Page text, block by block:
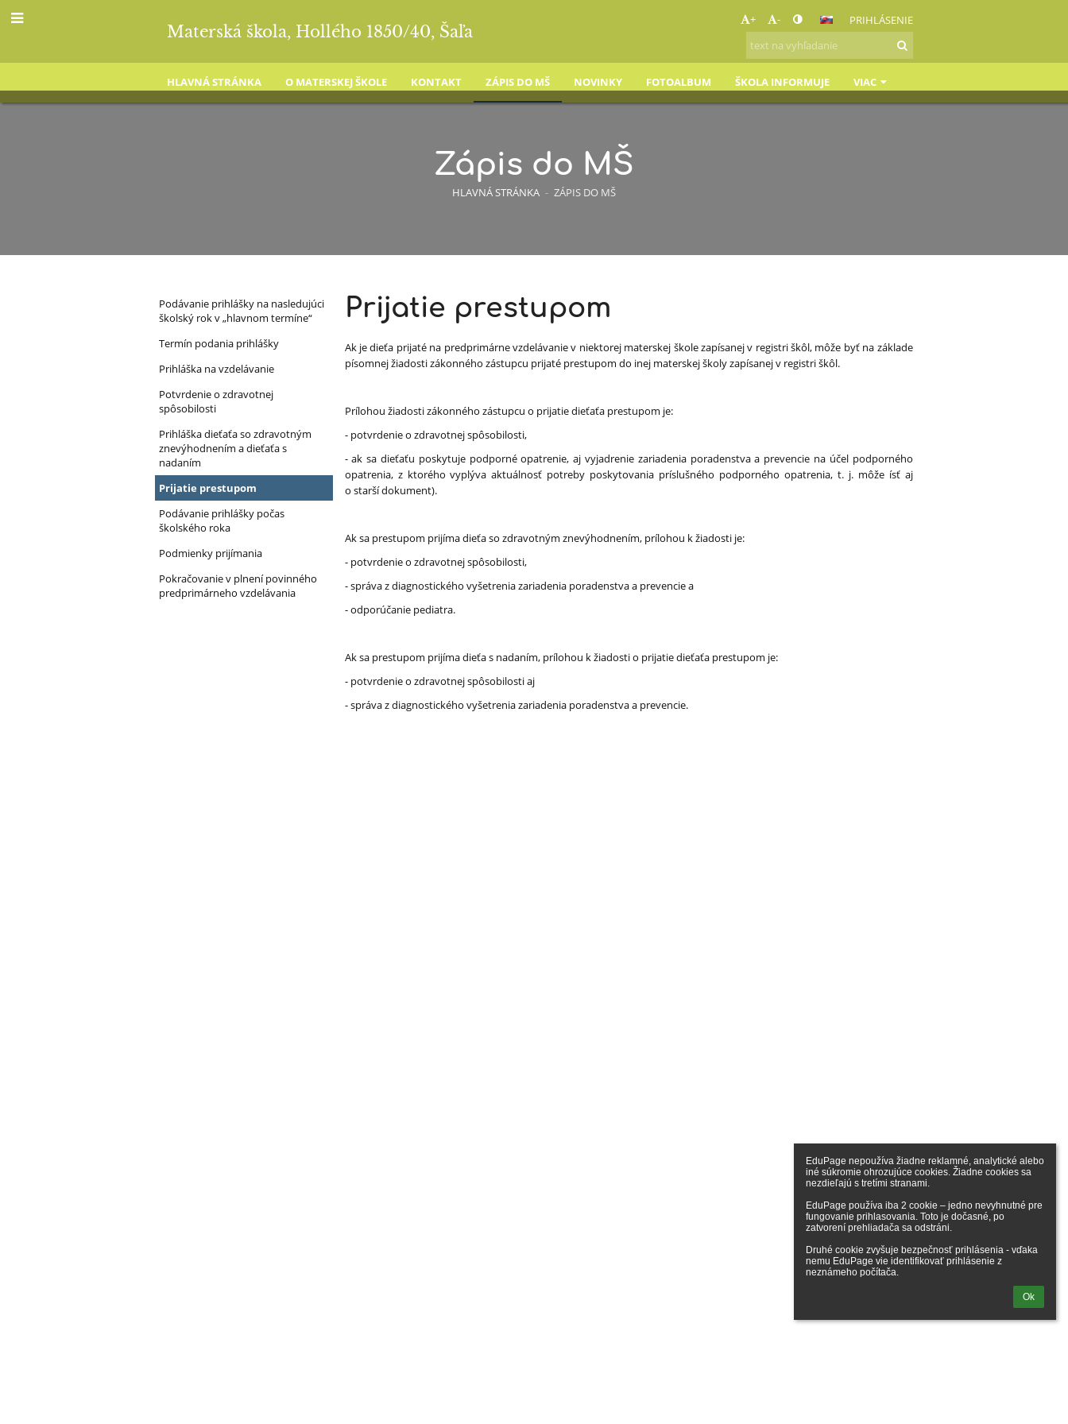
EduPage nepoužíva žiadne reklamné, analytické alebo
iné súkromie ohrozujúce cookies. Žiadne cookies sa
nezdieľajú s tretími stranami.
EduPage používa iba 2 cookie – jedno nevyhnutné pre
fungovanie prihlasovania. Toto je dočasné, po
zatvorení prehliadača sa odstráni.
Druhé cookie zvyšuje bezpečnosť prihlásenia - vďaka
nemu EduPage vie identifikovať prihlásenie z
neznámeho počítača.
Ok
Materská škola, Hollého 1850/40, Šaľa
+ - PRIHLÁSENIE
HLAVNÁ STRÁNKA O MATERSKEJ ŠKOLE KONTAKT ZÁPIS DO MŠ NOVINKY FOTOALBUM ŠKOLA INFORMUJE VIAC
Zápis do MŠ
HLAVNÁ STRÁNKA - ZÁPIS DO MŠ
Zápis
do
MŠ
Podávanie prihlášky na nasledujúci
školský rok v „hlavnom termíne“
Termín podania prihlášky
Prihláška na vzdelávanie
Potvrdenie o zdravotnej
spôsobilosti
Prihláška dieťaťa so zdravotným
znevýhodnením a dieťaťa s
nadaním
Prijatie prestupom
Podávanie prihlášky počas
školského roka
Podmienky prijímania
Pokračovanie v plnení povinného
predprimárneho vzdelávania
Prijatie prestupom
Ak je dieťa prijaté na predprimárne vzdelávanie v niektorej materskej škole zapísanej v registri škôl, môže byť na základe
písomnej žiadosti zákonného zástupcu prijaté prestupom do inej materskej školy zapísanej v registri škôl.
Prílohou žiadosti zákonného zástupcu o prijatie dieťaťa prestupom je:
- potvrdenie o zdravotnej spôsobilosti,
- ak sa dieťaťu poskytuje podporné opatrenie, aj vyjadrenie zariadenia poradenstva a prevencie na účel podporného
opatrenia, z ktorého vyplýva aktuálnosť potreby poskytovania príslušného podporného opatrenia, t. j. môže ísť aj
o starší dokument).
Ak sa prestupom prijíma dieťa so zdravotným znevýhodnením, prílohou k žiadosti je:
- potvrdenie o zdravotnej spôsobilosti,
- správa z diagnostického vyšetrenia zariadenia poradenstva a prevencie a
- odporúčanie pediatra.
Ak sa prestupom prijíma dieťa s nadaním, prílohou k žiadosti o prijatie dieťaťa prestupom je:
- potvrdenie o zdravotnej spôsobilosti aj
- správa z diagnostického vyšetrenia zariadenia poradenstva a prevencie.